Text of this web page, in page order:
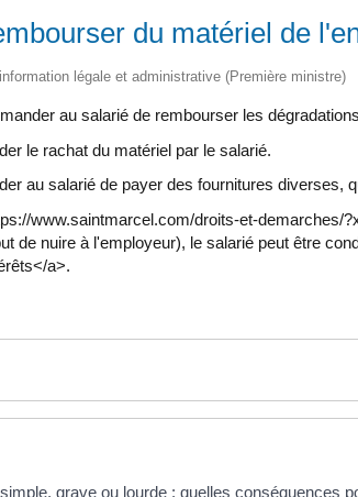
du matériel de
légale et administrative (Première ministre)
au salarié de rembourser les
le rachat du matériel par le salarié.
au salarié de payer des fournitures diverses,
www.saintmarcel.com/droits-et-
de nuire à l'employeur), le salarié peut être
a>.
grave ou lourde : quelles conséquences